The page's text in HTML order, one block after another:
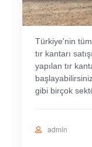
Türkiye'nin
tır kantarı
yapılan tır
gibi birçok
admin